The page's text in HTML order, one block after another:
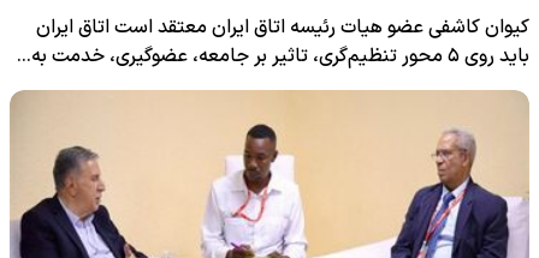
کیوان کاشفی عضو هیات رئیسه اتاق ایران معتقد است اتاق ایران
باید روی ۵ محور تنظیم‌گری، تاثیر بر جامعه، عضوگیری، خدمت به…